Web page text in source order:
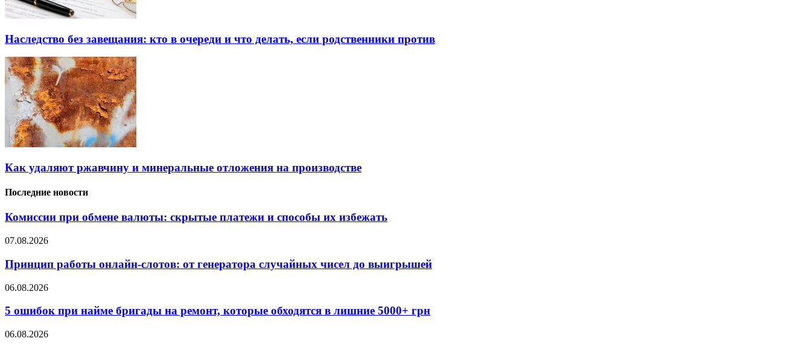
Наследство без завещания: кто в очереди и что делать, если родственники против
Как удаляют ржавчину и минеральные отложения на производстве
Последние новости
Комиссии при обмене валюты: скрытые платежи и способы их избежать
07.08.2026
Принцип работы онлайн-слотов: от генератора случайных чисел до выигрышей
06.08.2026
5 ошибок при найме бригады на ремонт, которые обходятся в лишние 5000+ грн
06.08.2026